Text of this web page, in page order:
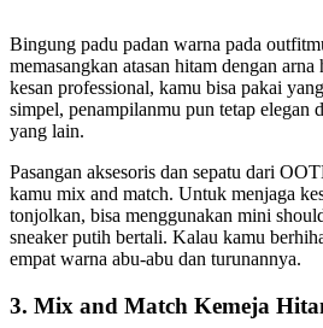
Bingung padu padan warna pada
memasangkan atasan hitam dengan
kesan professional, kamu bisa pakai
simpel, penampilanmu pun tetap elegan
yang lain.
Pasangan aksesoris dan sepatu dari
kamu mix and match. Untuk menjaga
tonjolkan, bisa menggunakan mini
sneaker putih bertali. Kalau kamu
empat warna abu-abu dan turunannya.
3. Mix and Match Kemeja